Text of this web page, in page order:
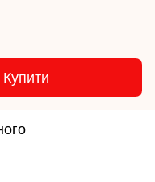
Купити